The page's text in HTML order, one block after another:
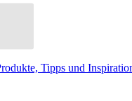
Tipps und